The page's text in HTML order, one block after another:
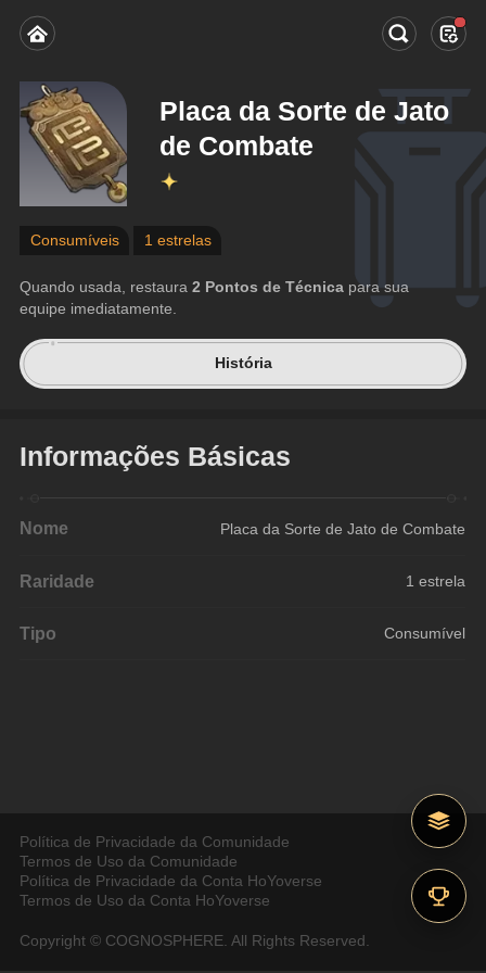
Placa da Sorte de Jato
de Combate
Consumíveis 1 estrelas
Quando usada, restaura 2 Pontos de Técnica para sua
equipe imediatamente.
História
Informações Básicas
Nome Placa da Sorte de Jato de Combate
Raridade 1 estrela
Tipo Consumível
Política de Privacidade da Comunidade
Termos de Uso da Comunidade
Política de Privacidade da Conta HoYoverse
Termos de Uso da Conta HoYoverse
Copyright © COGNOSPHERE. All Rights Reserved.